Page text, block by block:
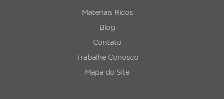
Materiais Ricos
Blog
Contato
Trabalhe Conosco
Mapa do Site